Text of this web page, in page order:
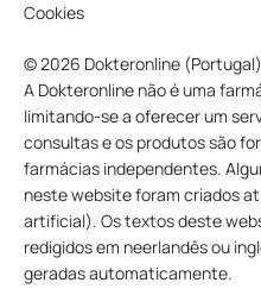
Cookies
© 2026 Dokteronline
A Dokteronline não é uma
limitando-se a oferecer um
consultas e os produtos são
farmácias independentes.
neste website foram criados
artificial). Os textos deste
redigidos em neerlandês ou
geradas automaticamente.